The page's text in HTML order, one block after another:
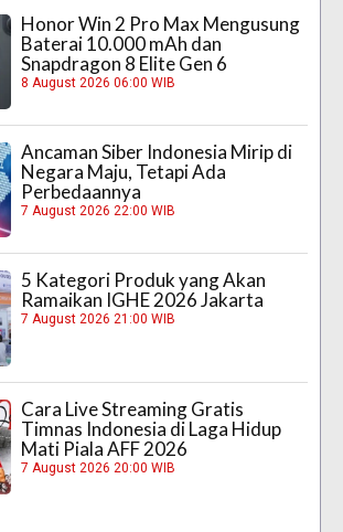
Honor Win 2 Pro Max Mengusung
Baterai 10.000 mAh dan
Snapdragon 8 Elite Gen 6
8 August 2026 06:00 WIB
Ancaman Siber Indonesia Mirip di
Negara Maju, Tetapi Ada
Perbedaannya
7 August 2026 22:00 WIB
5 Kategori Produk yang Akan
Ramaikan IGHE 2026 Jakarta
7 August 2026 21:00 WIB
Cara Live Streaming Gratis
Timnas Indonesia di Laga Hidup
Mati Piala AFF 2026
7 August 2026 20:00 WIB